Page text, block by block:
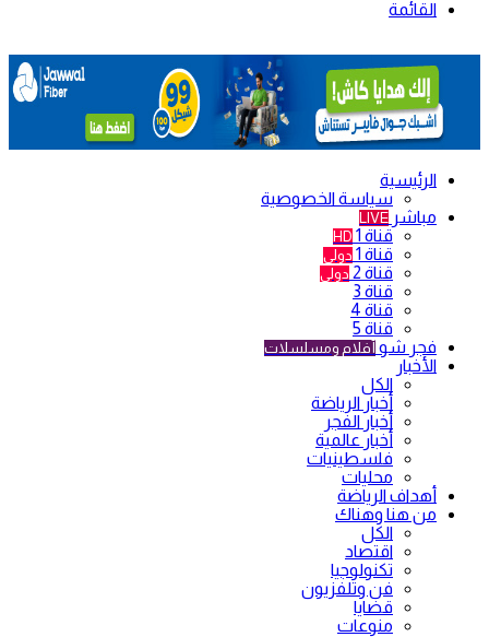
القائمة
الرئيسية
سياسة الخصوصية
مباشر LIVE
قناة 1 HD
قناة 1 دولي
قناة 2 دولي
قناة 3
قناة 4
قناة 5
فجر شو أفلام ومسلسلات
الأخبار
الكل
أخبار الرياضة
أخبار الفجر
أخبار عالمية
فلسطينيات
محليات
أهداف الرياضة
من هنا وهناك
الكل
اقتصاد
تكنولوجيا
فن وتلفزيون
قضايا
منوعات